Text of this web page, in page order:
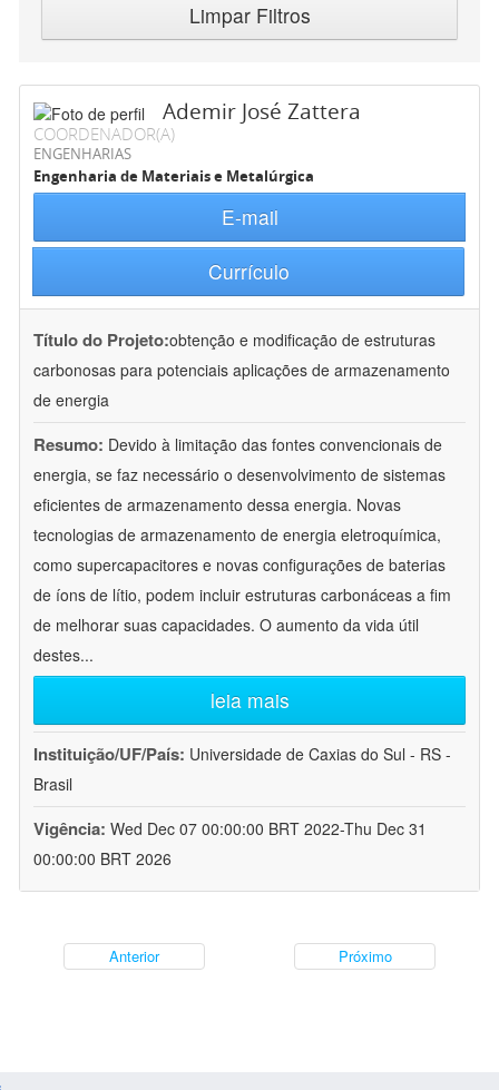
Limpar Filtros
Ademir José Zattera
COORDENADOR(A)
ENGENHARIAS
Engenharia de Materiais e Metalúrgica
E-mail
Currículo
Título do Projeto:obtenção e modificação de estruturas
carbonosas para potenciais aplicações de armazenamento
de energia
Resumo: Devido à limitação das fontes convencionais de
energia, se faz necessário o desenvolvimento de sistemas
eficientes de armazenamento dessa energia. Novas
tecnologias de armazenamento de energia eletroquímica,
como supercapacitores e novas configurações de baterias
de íons de lítio, podem incluir estruturas carbonáceas a fim
de melhorar suas capacidades. O aumento da vida útil
destes...
leia mais
Instituição/UF/País: Universidade de Caxias do Sul - RS -
Brasil
Vigência: Wed Dec 07 00:00:00 BRT 2022-Thu Dec 31
00:00:00 BRT 2026
Anterior Próximo